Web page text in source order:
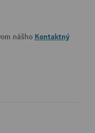
nášho Kontaktný